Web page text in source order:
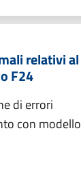
relativi al
F24
di errori
con modello